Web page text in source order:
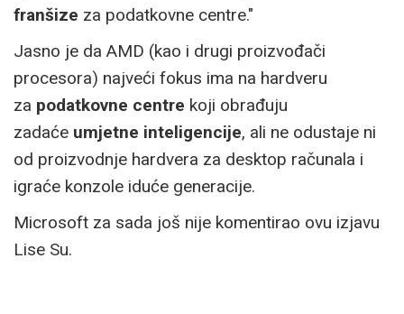
franšize za podatkovne centre."
Jasno je da AMD (kao i drugi proizvođači
procesora) najveći fokus ima na hardveru
za podatkovne centre koji obrađuju
zadaće umjetne inteligencije, ali ne odustaje ni
od proizvodnje hardvera za desktop računala i
igraće konzole iduće generacije.
Microsoft za sada još nije komentirao ovu izjavu
Lise Su.